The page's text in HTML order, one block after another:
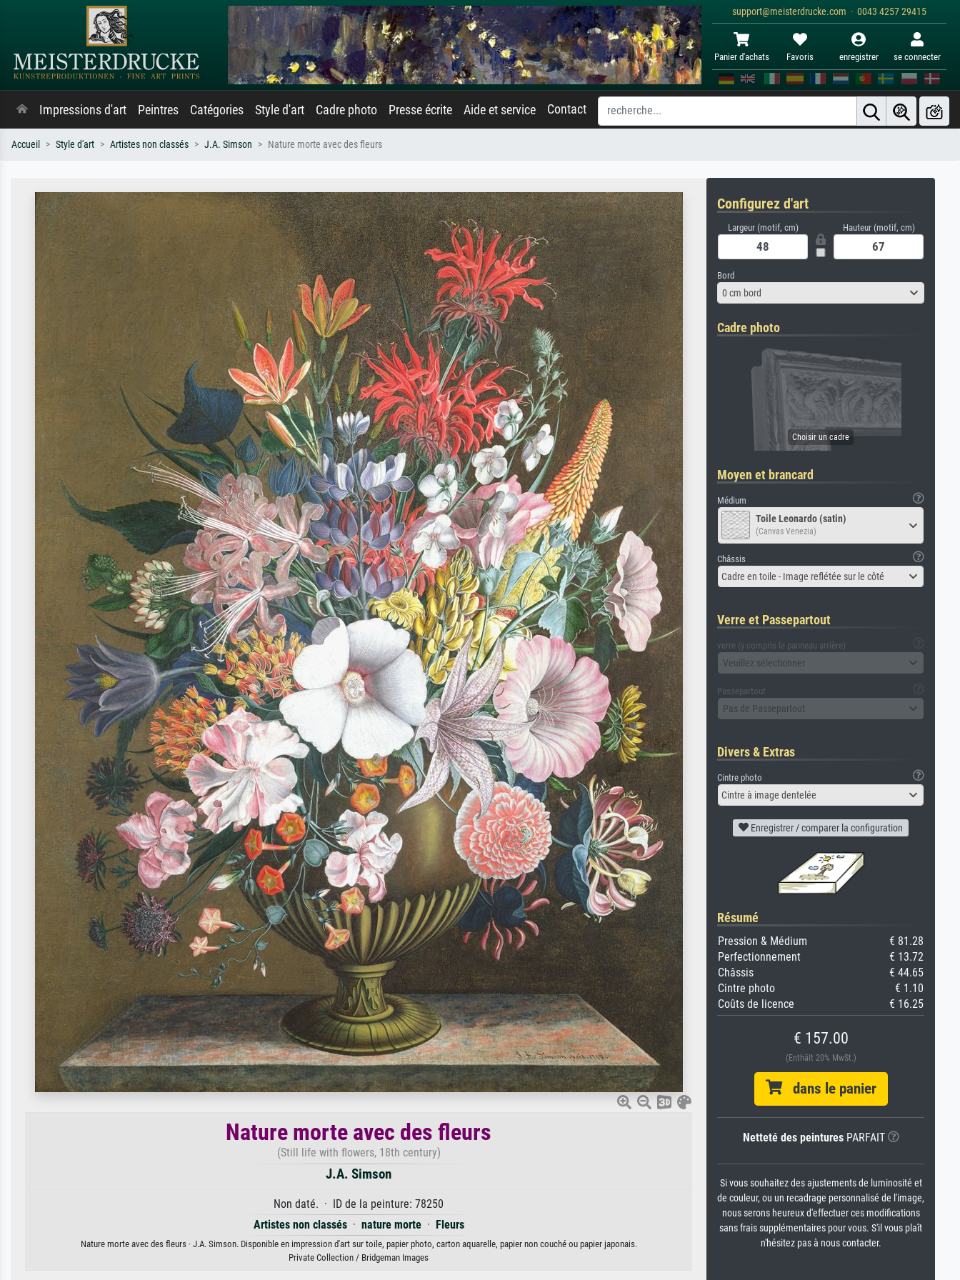
support@meisterdrucke.com · 0043 4257 29415
Panier d'achats Favoris enregistrer se connecter
Impressions d'art Peintres Catégories Style d'art Cadre photo Presse écrite Aide et service Contact
Accueil Style d'art Artistes non classés J.A. Simson Nature morte avec des fleurs
Nature morte avec des fleurs
(Still life with flowers, 18th century)
J.A. Simson
Non daté. · ID de la peinture: 78250
Artistes non classés· nature morte· Fleurs
Nature morte avec des fleurs · J.A. Simson. Disponible en impression d'art sur toile, papier photo, carton aquarelle, papier non couché ou papier japonais.
Private Collection / Bridgeman Images
Configurez d'art
Largeur (motif, cm) Hauteur (motif, cm)
Bord
0 cm bord
Cadre photo
Moyen et brancard
Médium
Toile Leonardo (satin)
(Canvas Venezia)
Châssis
Cadre en toile - Image reflétée sur le côté
Verre et Passepartout
verre (y compris le panneau arrière)
Veuillez sélectionner
Passepartout
Pas de Passepartout
Divers & Extras
Cintre photo
Cintre à image dentelée
Enregistrer / comparer la configuration
Résumé
Pression & Médium
€ 81.28
Perfectionnement
€ 13.72
Châssis
€ 44.65
Cintre photo
€ 1.10
Coûts de licence
€ 16.25
€ 157.00
(Enthält 20% MwSt.)
dans le panier
Netteté des peinturesPARFAIT
Si vous souhaitez des ajustements de luminosité et
de couleur, ou un recadrage personnalisé de l'image,
nous serons heureux d'effectuer ces modifications
sans frais supplémentaires pour vous. S'il vous plaît
n'hésitez pas à nous contacter.